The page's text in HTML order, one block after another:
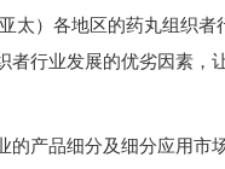
太）各地区的药丸组织
行业发展的优劣因素，
产品细分及细分应用市